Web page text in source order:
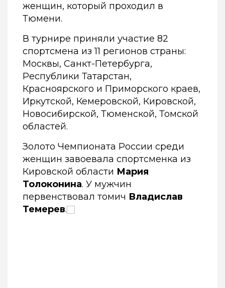
женщин, который проходил в
Тюмени.
В турнире приняли участие 82
спортсмена из 11 регионов страны:
Москвы, Санкт-Петербурга,
Республики Татарстан,
Красноярского и Приморского краев,
Иркутской, Кемеровской, Кировской,
Новосибирской, Тюменской, Томской
областей.
Золото Чемпионата России среди
женщин завоевала спортсменка из
Кировской области Мария
Толоконина. У мужчин
первенствовал томич Владислав
Темерев.